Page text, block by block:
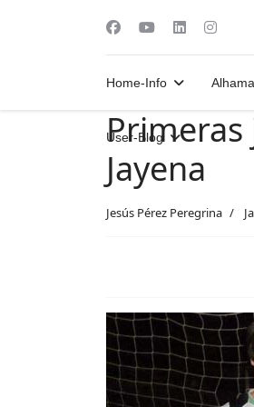
Home-Info Alhama
User-Blog
Jayena
Jesús Pérez Peregrina